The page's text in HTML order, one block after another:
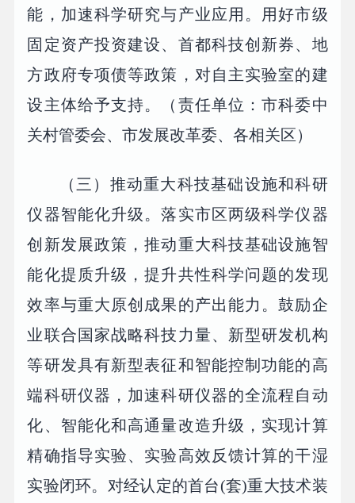
能，加速科学研究与产业应用。用好市级
固定资产投资建设、首都科技创新券、地
方政府专项债等政策，对自主实验室的建
设主体给予支持。（责任单位：市科委中
关村管委会、市发展改革委、各相关区）
（三）推动重大科技基础设施和科研
仪器智能化升级。落实市区两级科学仪器
创新发展政策，推动重大科技基础设施智
能化提质升级，提升共性科学问题的发现
效率与重大原创成果的产出能力。鼓励企
业联合国家战略科技力量、新型研发机构
等研发具有新型表征和智能控制功能的高
端科研仪器，加速科研仪器的全流程自动
化、智能化和高通量改造升级，实现计算
精确指导实验、实验高效反馈计算的干湿
实验闭环。对经认定的首台(套)重大技术装